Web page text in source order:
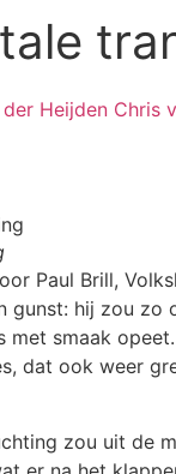
Chris
Paul Brill,
gunst: hij zou
met smaak
dat ook weer
zou uit de